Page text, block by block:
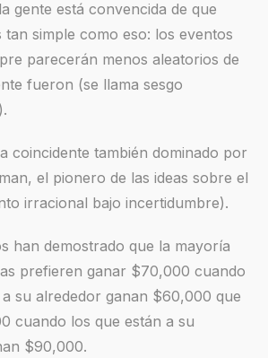
gente está convencida de que
tan simple como eso: los eventos
parecerán menos aleatorios de
fueron (se llama sesgo
coincidente también dominado por
el pionero de las ideas sobre el
irracional bajo incertidumbre).
han demostrado que la mayoría
prefieren ganar $70,000 cuando
su alrededor ganan $60,000 que
cuando los que están a su
$90,000.